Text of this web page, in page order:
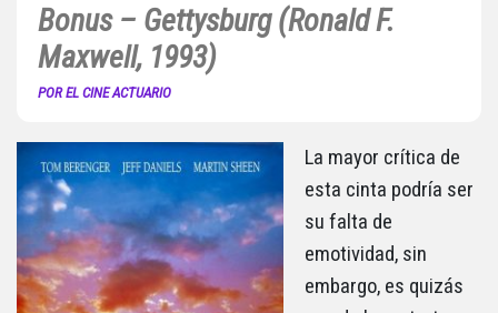
Bonus – Gettysburg (Ronald F.
Maxwell, 1993)
POR EL CINE ACTUARIO
La mayor crítica de
esta cinta podría ser
su falta de
emotividad, sin
embargo, es quizás